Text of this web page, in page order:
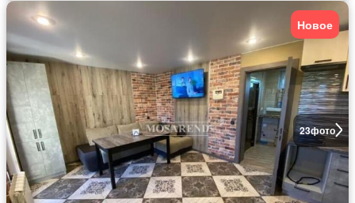
23фото
Новое